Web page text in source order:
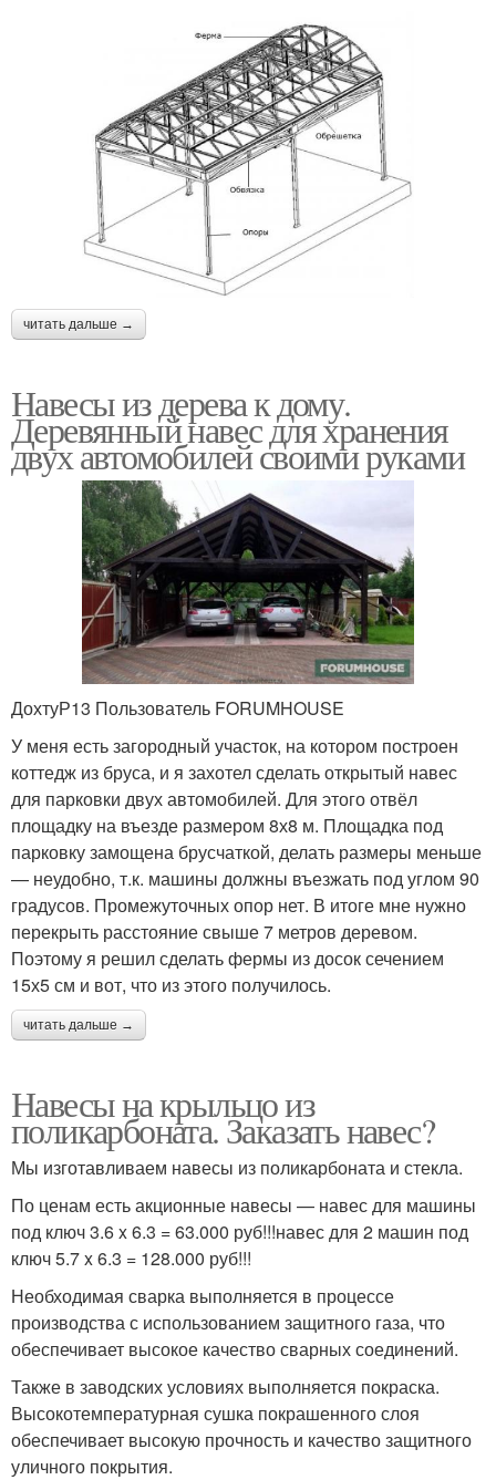
читать дальше →
Навесы из дерева к дому.
Деревянный навес для хранения
двух автомобилей своими руками
ДохтуР13 Пользователь FORUMHOUSE
У меня есть загородный участок, на котором построен
коттедж из бруса, и я захотел сделать открытый навес
для парковки двух автомобилей. Для этого отвёл
площадку на въезде размером 8х8 м. Площадка под
парковку замощена брусчаткой, делать размеры меньше
— неудобно, т.к. машины должны въезжать под углом 90
градусов. Промежуточных опор нет. В итоге мне нужно
перекрыть расстояние свыше 7 метров деревом.
Поэтому я решил сделать фермы из досок сечением
15х5 см и вот, что из этого получилось.
читать дальше →
Навесы на крыльцо из
поликарбоната. Заказать навес?
Мы изготавливаем навесы из поликарбоната и стекла.
По ценам есть акционные навесы — навес для машины
под ключ 3.6 x 6.3 = 63.000 руб!!!навес для 2 машин под
ключ 5.7 x 6.3 = 128.000 руб!!!
Необходимая сварка выполняется в процессе
производства с использованием защитного газа, что
обеспечивает высокое качество сварных соединений.
Также в заводских условиях выполняется покраска.
Высокотемпературная сушка покрашенного слоя
обеспечивает высокую прочность и качество защитного
уличного покрытия.